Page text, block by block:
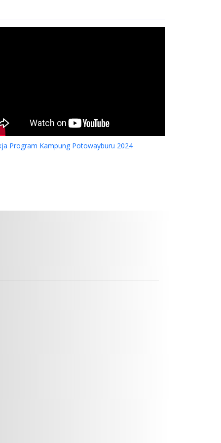
Program Kampung Potowayburu 2024